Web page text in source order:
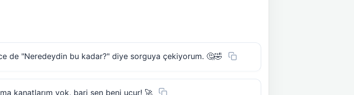
de "Neredeydin bu kadar?" diye sorguya çekiyorum. 🤔🤣
kanatlarım yok, bari sen beni uçur! 🚀